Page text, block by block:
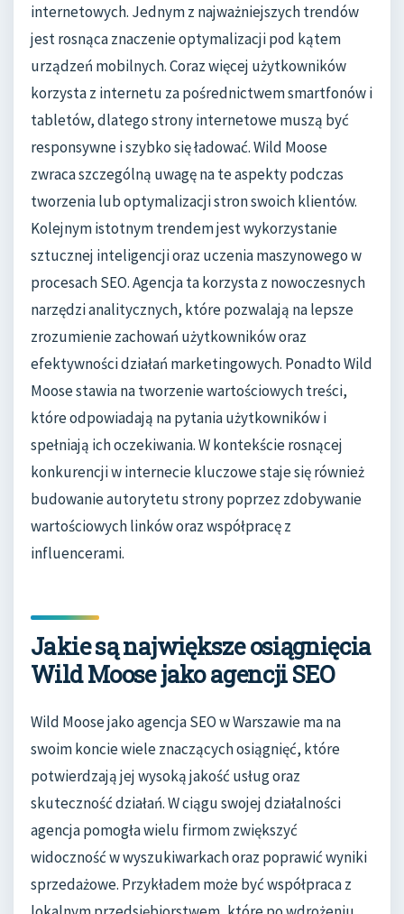
internetowych. Jednym z najważniejszych trendów
jest rosnąca znaczenie optymalizacji pod kątem
urządzeń mobilnych. Coraz więcej użytkowników
korzysta z internetu za pośrednictwem smartfonów i
tabletów, dlatego strony internetowe muszą być
responsywne i szybko się ładować. Wild Moose
zwraca szczególną uwagę na te aspekty podczas
tworzenia lub optymalizacji stron swoich klientów.
Kolejnym istotnym trendem jest wykorzystanie
sztucznej inteligencji oraz uczenia maszynowego w
procesach SEO. Agencja ta korzysta z nowoczesnych
narzędzi analitycznych, które pozwalają na lepsze
zrozumienie zachowań użytkowników oraz
efektywności działań marketingowych. Ponadto Wild
Moose stawia na tworzenie wartościowych treści,
które odpowiadają na pytania użytkowników i
spełniają ich oczekiwania. W kontekście rosnącej
konkurencji w internecie kluczowe staje się również
budowanie autorytetu strony poprzez zdobywanie
wartościowych linków oraz współpracę z
influencerami.
Jakie są największe osiągnięcia
Wild Moose jako agencji SEO
Wild Moose jako agencja SEO w Warszawie ma na
swoim koncie wiele znaczących osiągnięć, które
potwierdzają jej wysoką jakość usług oraz
skuteczność działań. W ciągu swojej działalności
agencja pomogła wielu firmom zwiększyć
widoczność w wyszukiwarkach oraz poprawić wyniki
sprzedażowe. Przykładem może być współpraca z